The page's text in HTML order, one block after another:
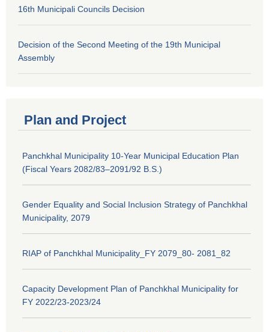
16th Municipali Councils Decision
Decision of the Second Meeting of the 19th Municipal
Assembly
Plan and Project
Panchkhal Municipality 10-Year Municipal Education Plan
(Fiscal Years 2082/83–2091/92 B.S.)
Gender Equality and Social Inclusion Strategy of Panchkhal
Municipality, 2079
RIAP of Panchkhal Municipality_FY 2079_80- 2081_82
Capacity Development Plan of Panchkhal Municipality for
FY 2022/23-2023/24